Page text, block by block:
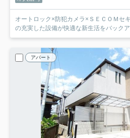
オートロック×防犯カメラ×ＳＥＣＯＭセ
の充実した設備が快適な新生活をバック
アパート